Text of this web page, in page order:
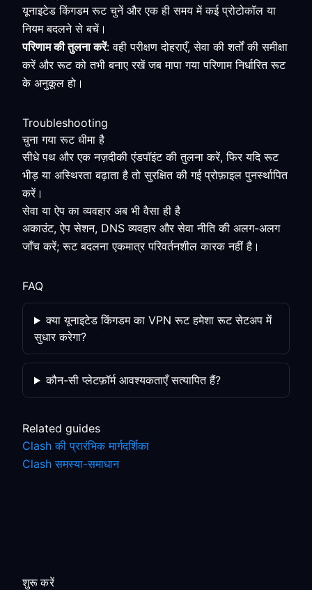
यूनाइटेड किंगडम रूट चुनें और एक ही समय में कई प्रोटोकॉल या
नियम बदलने से बचें।
परिणाम की तुलना करें: वही परीक्षण दोहराएँ, सेवा की शर्तों की समीक्षा
करें और रूट को तभी बनाए रखें जब मापा गया परिणाम निर्धारित रूट
के अनुकूल हो।
Troubleshooting
चुना गया रूट धीमा है
सीधे पथ और एक नज़दीकी एंडपॉइंट की तुलना करें, फिर यदि रूट
भीड़ या अस्थिरता बढ़ाता है तो सुरक्षित की गई प्रोफ़ाइल पुनर्स्थापित
करें।
सेवा या ऐप का व्यवहार अब भी वैसा ही है
अकाउंट, ऐप सेशन, DNS व्यवहार और सेवा नीति की अलग-अलग
जाँच करें; रूट बदलना एकमात्र परिवर्तनशील कारक नहीं है।
FAQ
क्या यूनाइटेड किंगडम का VPN रूट हमेशा रूट सेटअप में
सुधार करेगा?
कौन-सी प्लेटफ़ॉर्म आवश्यकताएँ सत्यापित हैं?
Related guides
Clash की प्रारंभिक मार्गदर्शिका
Clash समस्या-समाधान
शुरू करें